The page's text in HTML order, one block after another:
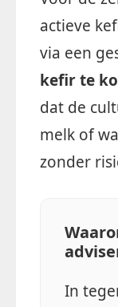
actieve
via een
kefir te
dat de
melk of
zonder
In